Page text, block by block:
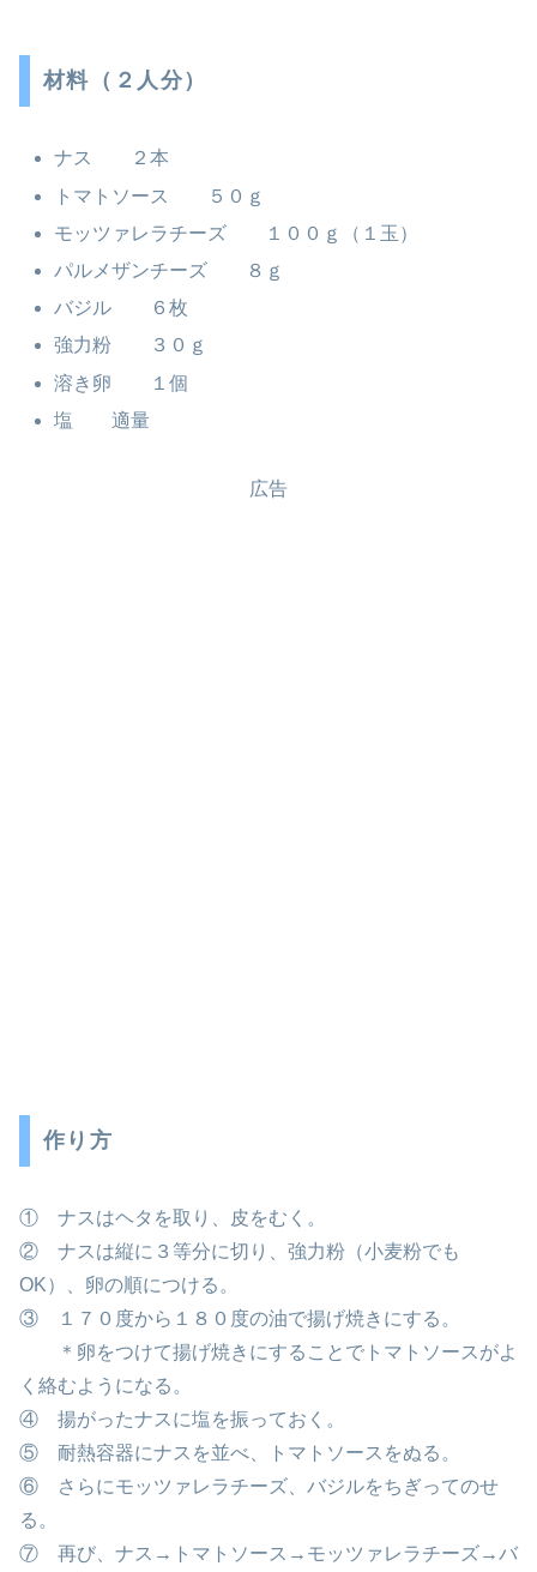
材料（２人分）
ナス ２本
トマトソース ５０ｇ
モッツァレラチーズ １００ｇ（１玉）
パルメザンチーズ ８ｇ
バジル ６枚
強力粉 ３０ｇ
溶き卵 １個
塩 適量
広告
作り方
① ナスはヘタを取り、皮をむく。
② ナスは縦に３等分に切り、強力粉（小麦粉でも
OK）、卵の順につける。
③ １７０度から１８０度の油で揚げ焼きにする。
＊卵をつけて揚げ焼きにすることでトマトソースがよ
く絡むようになる。
④ 揚がったナスに塩を振っておく。
⑤ 耐熱容器にナスを並べ、トマトソースをぬる。
⑥ さらにモッツァレラチーズ、バジルをちぎってのせ
る。
⑦ 再び、ナス→トマトソース→モッツァレラチーズ→バ